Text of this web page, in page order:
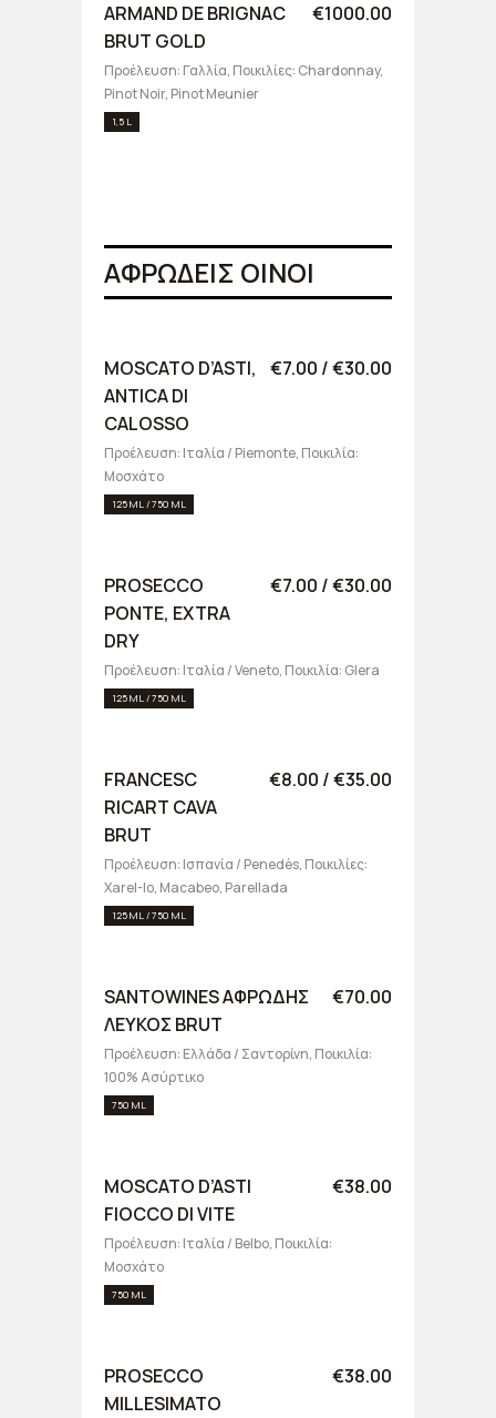
ARMAND DE BRIGNAC
BRUT GOLD
€1000.00
Προέλευση: Γαλλία, Ποικιλίες: Chardonnay,
Pinot Noir, Pinot Meunier
1,5 L
ΑΦΡΩΔΕΙΣ ΟΙΝΟΙ
MOSCATO D’ASTI,
ANTICA DI
CALOSSO
€7.00 / €30.00
Προέλευση: Ιταλία / Piemonte, Ποικιλία:
Μοσχάτο
125 ML / 750 ML
PROSECCO
PONTE, EXTRA
DRY
€7.00 / €30.00
Προέλευση: Ιταλία / Veneto, Ποικιλία: Glera
125 ML / 750 ML
FRANCESC
RICART CAVA
BRUT
€8.00 / €35.00
Προέλευση: Ισπανία / Penedès, Ποικιλίες:
Xarel-lo, Macabeo, Parellada
125 ML / 750 ML
SANTOWINES ΑΦΡΩΔΗΣ
ΛΕΥΚΟΣ BRUT
€70.00
Προέλευση: Ελλάδα / Σαντορίνη, Ποικιλία:
100% Ασύρτικο
750 ML
MOSCATO D’ASTI
FIOCCO DI VITE
€38.00
Προέλευση: Ιταλία / Belbo, Ποικιλία:
Μοσχάτο
750 ML
PROSECCO
MILLESIMATO
€38.00